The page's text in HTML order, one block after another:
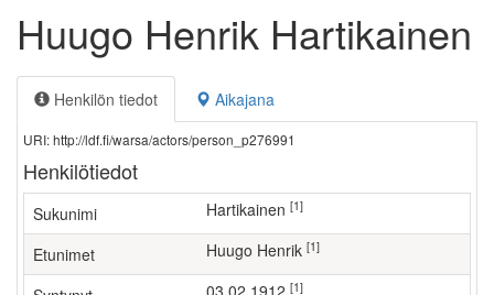
Huugo Henrik Hartikainen
Henkilön tiedot Aikajana
URI: http://ldf.fi/warsa/actors/person_p276991
Henkilötiedot
Sukunimi Hartikainen [1]
Etunimet Huugo Henrik [1]
03.02.1912 [1]